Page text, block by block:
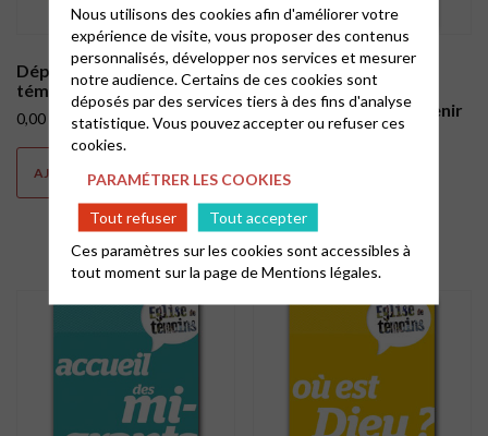
Dépliants Église de
témoins – Guerre… juste ?
0,00
AJOUTER AU PANIER
Dépliants Église de
témoins : La Réforme
Jésus Christ, le seul avenir
de l’homme
AJOUTER AU PANIER
Nous utilisons des cookies afin d'améliorer votre
expérience de visite, vous proposer des contenus
personnalisés, développer nos services et mesurer
notre audience. Certains de ces cookies sont
déposés par des services tiers à des fins d'analyse
statistique. Vous pouvez accepter ou refuser ces
cookies.
PARAMÉTRER LES COOKIES
Tout refuser
Tout accepter
Ces paramètres sur les cookies sont accessibles à
tout moment sur la page deMentions légales.